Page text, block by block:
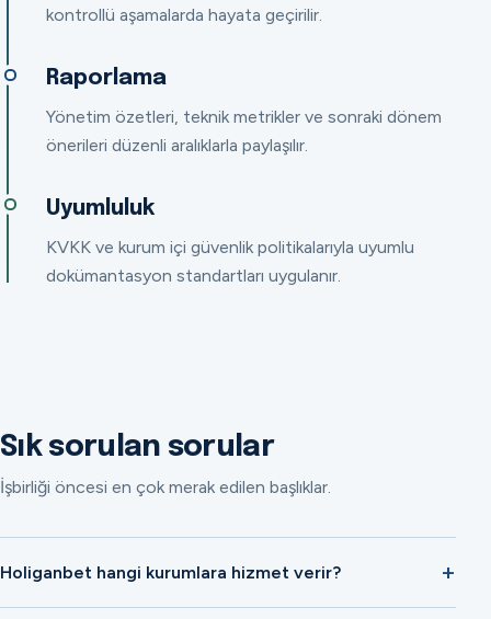
kontrollü aşamalarda hayata geçirilir.
Raporlama
Yönetim özetleri, teknik metrikler ve sonraki dönem
önerileri düzenli aralıklarla paylaşılır.
Uyumluluk
KVKK ve kurum içi güvenlik politikalarıyla uyumlu
dokümantasyon standartları uygulanır.
Sık sorulan sorular
İşbirliği öncesi en çok merak edilen başlıklar.
Holiganbet hangi kurumlara hizmet verir?